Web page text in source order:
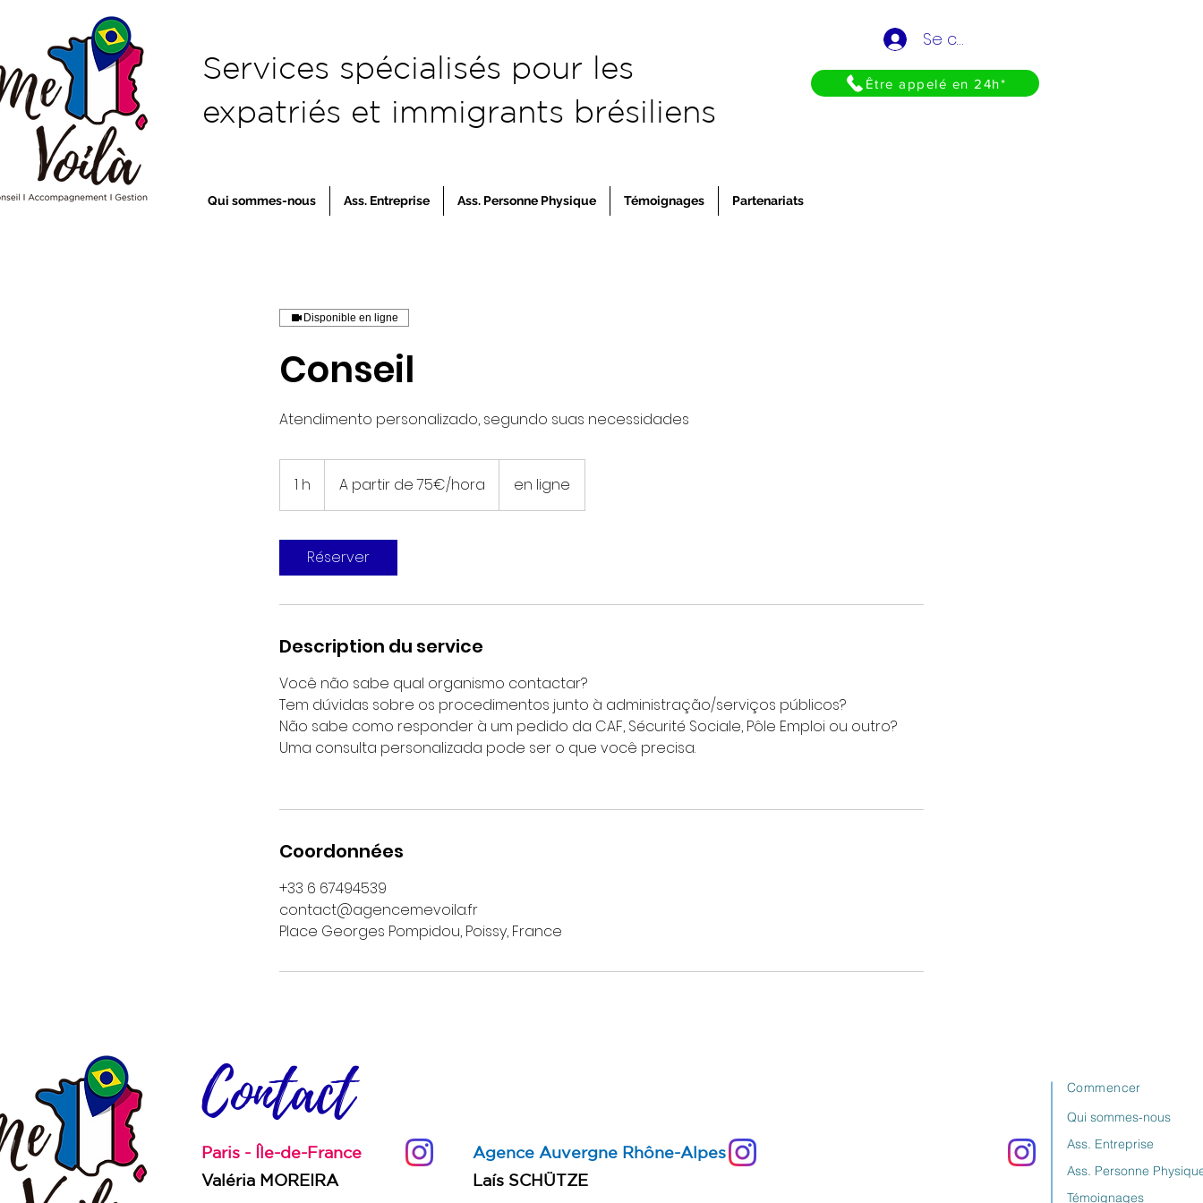
Se connecter
​Services spécialisés pour les
expatriés et immigrants brésiliens
Être appelé en 24h*
Qui sommes-nous Ass. Entreprise Ass. Personne Physique Témoignages Partenariats
Disponible en ligne
Conseil
Atendimento personalizado, segundo suas necessidades
1 h
75€/hora
A partir de 75€/hora en ligne
Réserver
Description du service
Você não sabe qual organismo contactar?
Tem dúvidas sobre os procedimentos junto à administração/serviços públicos?
Não sabe como responder à um pedido da CAF, Sécurité Sociale, Pôle Emploi ou outro?
Uma consulta personalizada pode ser o que você precisa.
Coordonnées
+33 6 67494539
contact@agencemevoila.fr
Place Georges Pompidou, Poissy, France
Contact
Paris - Île-de-France
Valéria MOREIRA
Agence Auvergne Rhône-Alpes
​Laís SCHÜTZE
Commencer
Qui sommes-nous
Ass. Entreprise
Ass. Personne
Témoignages